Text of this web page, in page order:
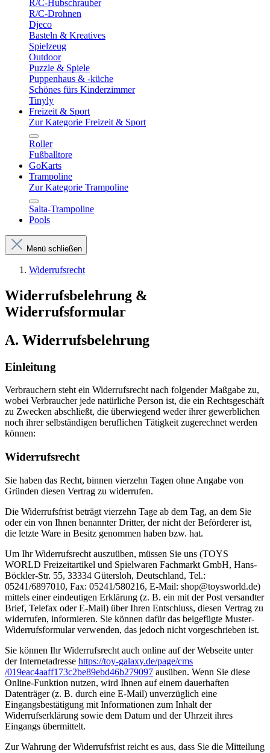
R/C-Hubschrauber
R/C-Drohnen
Djeco
Basteln & Kreatives
Spielzeug
Outdoor
Puzzle & Spiele
Puppenhaus & -küche
Schönes fürs Kinderzimmer
Tinyly
Freizeit & Sport
Zur Kategorie Freizeit & Sport
Roller
Fußballtore
GoKarts
Trampoline
Zur Kategorie Trampoline
Salta-Trampoline
Pools
Menü schließen
Widerrufsrecht
Widerrufsbelehrung &
Widerrufsformular
A. Widerrufsbelehrung
Einleitung
Verbrauchern steht ein Widerrufsrecht nach folgender Maßgabe zu,
wobei Verbraucher jede natürliche Person ist, die ein Rechtsgeschäft
zu Zwecken abschließt, die überwiegend weder ihrer gewerblichen
noch ihrer selbständigen beruflichen Tätigkeit zugerechnet werden
können:
Widerrufsrecht
Sie haben das Recht, binnen vierzehn Tagen ohne Angabe von
Gründen diesen Vertrag zu widerrufen.
Die Widerrufsfrist beträgt vierzehn Tage ab dem Tag, an dem Sie
oder ein von Ihnen benannter Dritter, der nicht der Beförderer ist,
die letzte Ware in Besitz genommen haben bzw. hat.
Um Ihr Widerrufsrecht auszuüben, müssen Sie uns (TOYS
WORLD Freizeitartikel und Spielwaren Fachmarkt GmbH, Hans-
Böckler-Str. 55, 33334 Gütersloh, Deutschland, Tel.:
05241/6897010, Fax: 05241/580216, E-Mail: shop@toysworld.de)
mittels einer eindeutigen Erklärung (z. B. ein mit der Post versandter
Brief, Telefax oder E-Mail) über Ihren Entschluss, diesen Vertrag zu
widerrufen, informieren. Sie können dafür das beigefügte Muster-
Widerrufsformular verwenden, das jedoch nicht vorgeschrieben ist.
Sie können Ihr Widerrufsrecht auch online auf der Webseite unter
der Internetadresse https://toy-galaxy.de/page/cms
/019eac4aaff173c2be89ebd46b279097 ausüben. Wenn Sie diese
Online-Funktion nutzen, wird Ihnen auf einem dauerhaften
Datenträger (z. B. durch eine E-Mail) unverzüglich eine
Eingangsbestätigung mit Informationen zum Inhalt der
Widerrufserklärung sowie dem Datum und der Uhrzeit ihres
Eingangs übermittelt.
Zur Wahrung der Widerrufsfrist reicht es aus, dass Sie die Mitteilung